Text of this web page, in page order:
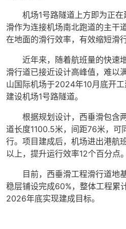
机场1号路隧道上方即为正
滑作为连接机场南北跑道的主干
在地面的滑行效率，有效缩短滑
近年来，随着航班量的快速
滑行道已接近设计高峰值，难以
山国际机场于2024年10月底开
建设机场1号路隧道。
根据规划设计，西垂滑包含
道长度1100.5米，间距76米，
行。项目建成后，机场进出港航
以上，提升运行效率12个百分点。
目前，西垂滑工程滑行道地
稳层铺设完成60%，整体工程累
2026年底实现建成目标。